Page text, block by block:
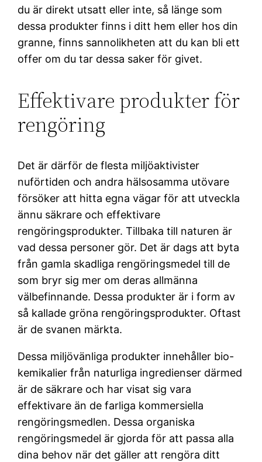
du är direkt utsatt eller inte, så länge som
dessa produkter finns i ditt hem eller hos din
granne, finns sannolikheten att du kan bli ett
offer om du tar dessa saker för givet.
Effektivare produkter för
rengöring
Det är därför de flesta miljöaktivister
nuförtiden och andra hälsosamma utövare
försöker att hitta egna vägar för att utveckla
ännu säkrare och effektivare
rengöringsprodukter. Tillbaka till naturen är
vad dessa personer gör. Det är dags att byta
från gamla skadliga rengöringsmedel till de
som bryr sig mer om deras allmänna
välbefinnande. Dessa produkter är i form av
så kallade gröna rengöringsprodukter. Oftast
är de svanen märkta.
Dessa miljövänliga produkter innehåller bio-
kemikalier från naturliga ingredienser därmed
är de säkrare och har visat sig vara
effektivare än de farliga kommersiella
rengöringsmedlen. Dessa organiska
rengöringsmedel är gjorda för att passa alla
dina behov när det gäller att rengöra ditt